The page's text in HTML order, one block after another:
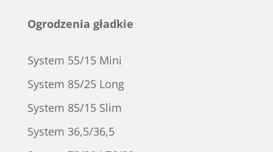
Ogrodzenia gładkie
System 55/15 Mini
System 85/25 Long
System 85/15 Slim
System 36,5/36,5